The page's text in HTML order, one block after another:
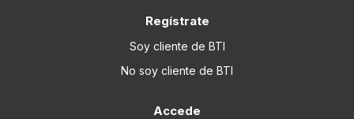
Regístrate
Soy cliente de BTI
No soy cliente de BTI
Accede